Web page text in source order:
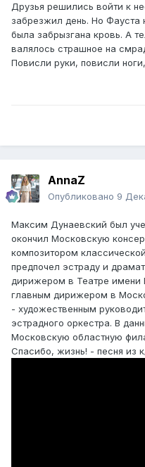
Друзья решились войти к
забрезжил день. Но
была забрызгана кровь. А
валялось страшное на
Повисли руки, повисли
AnnaZ
Опубликовано 9
Максим Дунаевский был
окончил Московскую
композитором
предпочел эстраду и
дирижером в Театре имени
главным дирижером в
- художественным
эстрадного оркестра. В
Московскую областную
Cпасибо, жизнь! - песня из